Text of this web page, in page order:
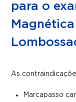
para o
As
Marcapasso